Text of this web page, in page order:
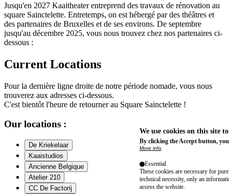
Jusqu'en 2027 Kaaitheater entreprend des travaux de rénovation au
square Sainctelette. Entretemps, on est hébergé par des théâtres et
des partenaires de Bruxelles et de ses environs. De septembre
jusqu'au décembre 2025, vous nous trouvez chez nos partenaires ci-
dessous :
Current Locations
Pour la dernière ligne droite de notre période nomade, vous nous
trouverez aux adresses ci-dessous.
C'est bientôt l'heure de retourner au Square Sainctelette !
Our locations :
De Kriekelaar
Kaaistudios
Ancienne Belgique
Atelier 210
CC De Factorij
We use cookies on this site
By clicking the Accept button,
More info
Essential
These cookies are necessary for
technical necessity, only an
access the website.